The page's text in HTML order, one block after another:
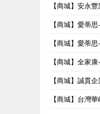
【商城】安永
【商城】愛蒂
【商城】愛蒂
【商城】全家
【商城】誠貫
【商城】台灣